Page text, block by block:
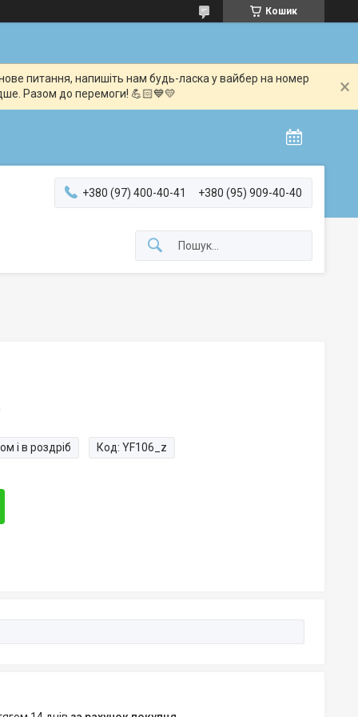
Кошик
питання, напишіть нам будь-ласка у вайбер на номер
Разом до перемоги! 💪🏻💙💛
+380 (97) 400-40-41 +380 (95) 909-40-40
і в роздріб Код: YF106_z